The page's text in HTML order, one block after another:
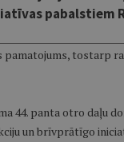
pabalstiem
pamatojums, tostarp
44. panta otro daļu
un brīvprātīgo